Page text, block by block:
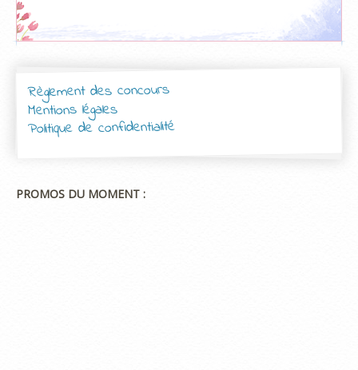
Règlement des concours
Mentions légales
Politique de confidentialité
PROMOS DU MOMENT :